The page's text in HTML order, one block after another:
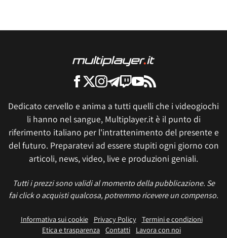
Dedicato cervello e anima a tutti quelli che i videogiochi
li hanno nel sangue, Multiplayer.it è il punto di
riferimento italiano per l'intrattenimento del presente e
del futuro. Preparatevi ad essere stupiti ogni giorno con
articoli, news, video, live e produzioni geniali.
Tutti i prezzi sono validi al momento della pubblicazione. Se
fai click o acquisti qualcosa, potremmo ricevere un compenso.
Informativa sui cookie Privacy Policy
Termini e condizioni
Etica e trasparenza Contatti Lavora con noi